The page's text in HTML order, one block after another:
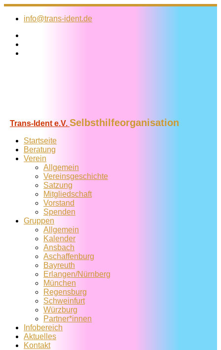
Zum
Inhalt
info@trans-ident.de
Trans-Ident e.V. Selbsthilfeorganisation
Startseite
Beratung
Verein
Allgemein
Vereins­geschichte
Satzung
Mitglied­schaft
Vorstand
Spenden
Gruppen
Allgemein
Kalender
Ansbach
Aschaffenburg
Bayreuth
Erlangen/Nürnberg
München
Regensburg
Schweinfurt
Würzburg
Partner*innen
Infobereich
Aktuelles
Kontakt